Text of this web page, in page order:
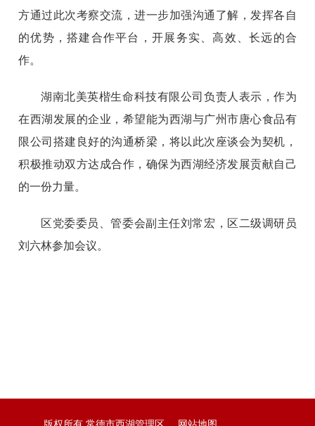
方通过此次考察交流，进一步加强沟通了解，发挥各自
的优势，搭建合作平台，开展务实、高效、长远的合
作。
湖南北美英楷生命科技有限公司负责人表示，作为
在西湖发展的企业，希望能为西湖与广州市唐心食品有
限公司搭建良好的沟通桥梁，将以此次座谈会为契机，
积极推动双方达成合作，确保为西湖经济发展贡献自己
的一份力量。
区党委委员、管委会副主任刘常宏，区二级调研员
刘六林参加会议。